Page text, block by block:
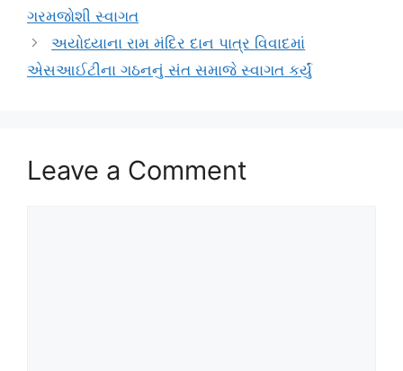
ગરમજોશી સ્વાગત
અયોધ્યાના રામ મંદિર દાન પાત્ર વિવાદમાં
એસઆઈટીના ગઠનનું સંત સમાજે સ્વાગત કર્યું
Leave a Comment